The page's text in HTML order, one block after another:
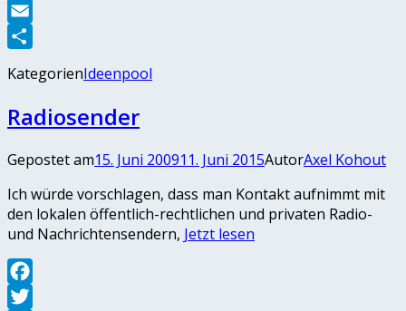
Twitter
Email
KategorienIdeenpool
Radiosender
Gepostet am15. Juni 200911. Juni 2015AutorAxel Kohout
Ich würde vorschlagen, dass man Kontakt aufnimmt mit
den lokalen öffentlich-rechtlichen und privaten Radio-
und Nachrichtensendern, Jetzt lesen
Facebook